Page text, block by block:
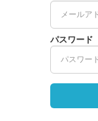
パスワード